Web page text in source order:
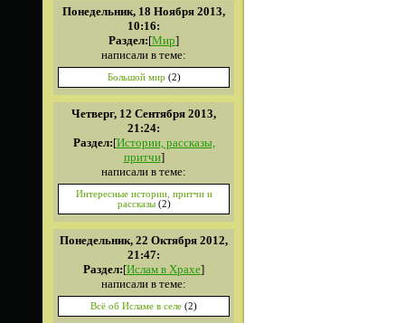
Понедельник, 18 Ноября 2013,
10:16:
Раздел:[Мир]
написали в теме:
Большой мир (2)
Четверг, 12 Сентября 2013,
21:24:
Раздел:[Истории, рассказы,
притчи]
написали в теме:
Интересные истории, притчи и
рассказы (2)
Понедельник, 22 Октября 2012,
21:47:
Раздел:[Ислам в Храхе]
написали в теме:
Всё об Исламе в селе (2)